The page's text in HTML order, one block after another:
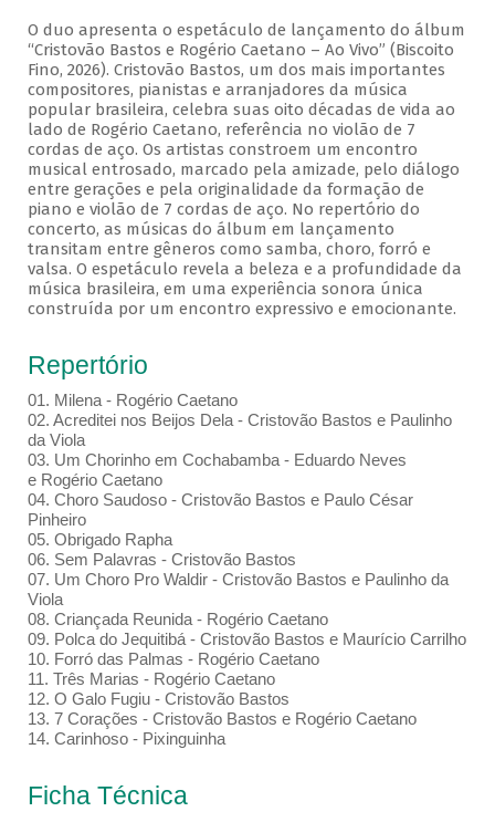
O duo apresenta o espetáculo de lançamento do álbum
“Cristovão Bastos e Rogério Caetano – Ao Vivo” (Biscoito
Fino, 2026). Cristovão Bastos, um dos mais importantes
compositores, pianistas e arranjadores da música
popular brasileira, celebra suas oito décadas de vida ao
lado de Rogério Caetano, referência no violão de 7
cordas de aço. Os artistas constroem um encontro
musical entrosado, marcado pela amizade, pelo diálogo
entre gerações e pela originalidade da formação de
piano e violão de 7 cordas de aço. No repertório do
concerto, as músicas do álbum em lançamento
transitam entre gêneros como samba, choro, forró e
valsa. O espetáculo revela a beleza e a profundidade da
música brasileira, em uma experiência sonora única
construída por um encontro expressivo e emocionante.
Repertório
01. Milena - Rogério Caetano
02. Acreditei nos Beijos Dela - Cristovão Bastos e Paulinho
da Viola
03. Um Chorinho em Cochabamba - Eduardo Neves
e Rogério Caetano
04. Choro Saudoso - Cristovão Bastos e Paulo César
Pinheiro
05. Obrigado Rapha
06. Sem Palavras - Cristovão Bastos
07. Um Choro Pro Waldir - Cristovão Bastos e Paulinho da
Viola
08. Criançada Reunida - Rogério Caetano
09. Polca do Jequitibá - Cristovão Bastos e Maurício Carrilho
10. Forró das Palmas - Rogério Caetano
11. Três Marias - Rogério Caetano
12. O Galo Fugiu - Cristovão Bastos
13. 7 Corações - Cristovão Bastos e Rogério Caetano
14. Carinhoso - Pixinguinha
Ficha Técnica